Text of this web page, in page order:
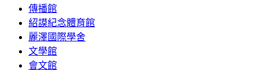
傳播館
紹謨紀念體育館
麗澤國際學舍
文學館
會文館